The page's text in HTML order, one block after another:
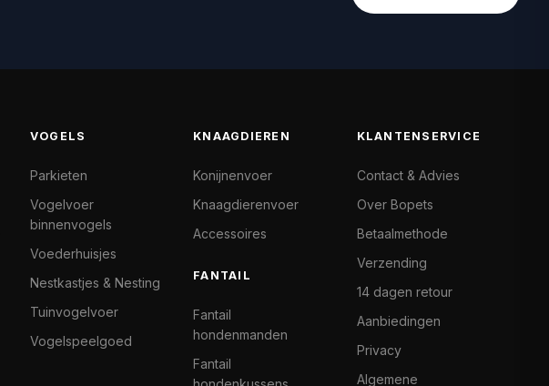
VOGELS
Parkieten
Vogelvoer
binnenvogels
Voederhuisjes
Nestkastjes & Nesting
Tuinvogelvoer
Vogelspeelgoed
KNAAGDIEREN
Konijnenvoer
Knaagdierenvoer
Accessoires
FANTAIL
Fantail
hondenmanden
Fantail
KLANTENSERVICE
Contact & Advies
Over Bopets
Betaalmethode
Verzending
14 dagen retour
Aanbiedingen
Privacy
Algemene